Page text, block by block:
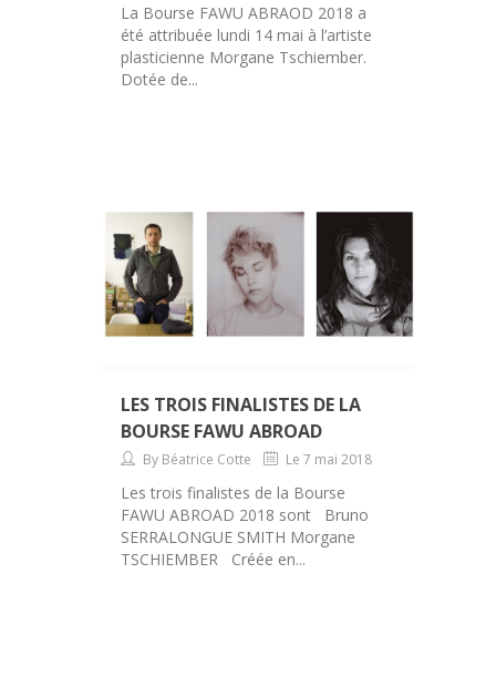
La Bourse FAWU ABRAOD 2018 a
été attribuée lundi 14 mai à l’artiste
plasticienne Morgane Tschiember.
Dotée de...
LES TROIS FINALISTES DE LA
BOURSE FAWU ABROAD
By Béatrice Cotte Le 7 mai 2018
Les trois finalistes de la Bourse
FAWU ABROAD 2018 sont Bruno
SERRALONGUE SMITH Morgane
TSCHIEMBER Créée en...